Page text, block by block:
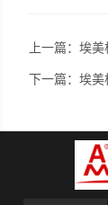
上一篇：埃美
下一篇：埃美